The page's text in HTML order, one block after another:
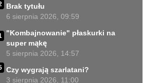
Brak tytułu
6 sierpnia 2026, 09:59
"Kombajnowanie" płaskurki na
super mąkę
5 sierpnia 2026, 14:57
Czy wygrają szarlatani?
3 sierpnia 2026, 11:00